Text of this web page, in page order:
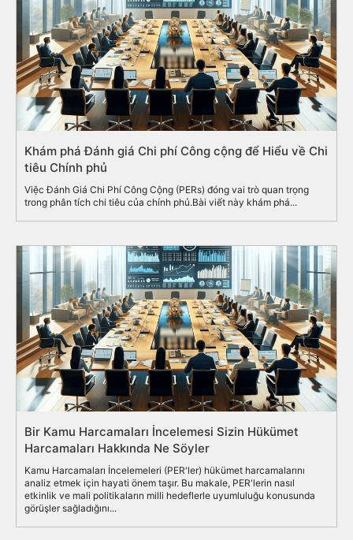
Khám phá Đánh giá Chi phí Công cộng để Hiểu về Chi
tiêu Chính phủ
Việc Đánh Giá Chi Phí Công Cộng (PERs) đóng vai trò quan trọng
trong phân tích chi tiêu của chính phủ.Bài viết này khám phá...
Bir Kamu Harcamaları İncelemesi Sizin Hükümet
Harcamaları Hakkında Ne Söyler
Kamu Harcamaları İncelemeleri (PER'ler) hükümet harcamalarını
analiz etmek için hayati önem taşır. Bu makale, PER'lerin nasıl
etkinlik ve mali politikaların milli hedeflerle uyumluluğu konusunda
görüşler sağladığını...